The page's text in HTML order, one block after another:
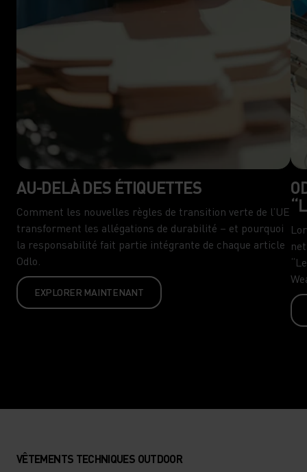
AU-DELÀ DES ÉTIQUETTES
Comment les nouvelles règles de transition verte de l’UE
transforment les allégations de durabilité – et pourquoi
la responsabilité fait partie intégrante de chaque article
Odlo.
EXPLORER MAINTENANT
VÊTEMENTS TECHNIQUES OUTDOOR